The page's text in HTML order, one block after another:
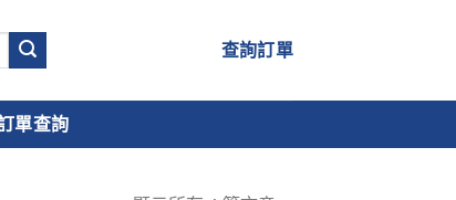
查詢訂單
單查詢